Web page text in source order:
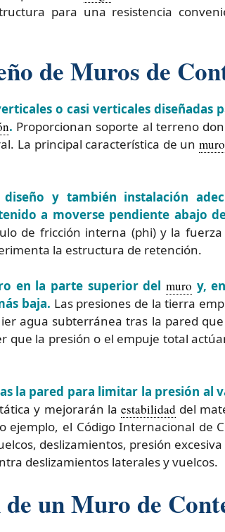
para una resistencia
de Muros de
o casi verticales
. Proporcionan soporte al terreno
La principal característica de un
y también instalación
a moverse pendiente abajo
de fricción interna (phi) y la
la estructura de retención.
en la parte superior del muro y,
baja. Las presiones de la tierra
agua subterránea tras la pared
que la presión o el empuje total
la pared para limitar la presión al
y mejorarán la estabilidad del
ejemplo, el Código Internacional de
deslizamientos, presión
deslizamientos laterales y vuelcos.
un Muro de